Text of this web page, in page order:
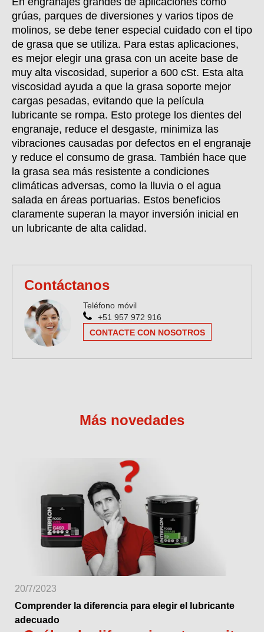
grúas, parques de diversiones y varios tipos de
molinos, se debe tener especial cuidado con el tipo
de grasa que se utiliza. Para estas aplicaciones,
es mejor elegir una grasa con un aceite base de
muy alta viscosidad, superior a 600 cSt. Esta alta
viscosidad ayuda a que la grasa soporte mejor
cargas pesadas, evitando que la película
lubricante se rompa. Esto protege los dientes del
engranaje, reduce el desgaste, minimiza las
vibraciones causadas por defectos en el engranaje
y reduce el consumo de grasa. También hace que
la grasa sea más resistente a condiciones
climáticas adversas, como la lluvia o el agua
salada en áreas portuarias. Estos beneficios
claramente superan la mayor inversión inicial en
un lubricante de alta calidad.
Contáctanos
Teléfono móvil
+51 957 972 916
CONTACTE CON NOSOTROS
Más novedades
20/7/2023
Comprender la diferencia para elegir el lubricante
adecuado